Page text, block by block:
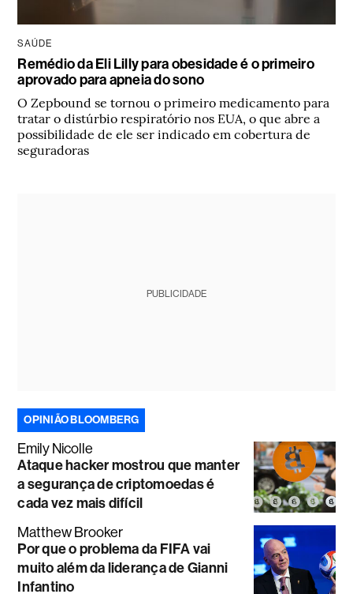
SAÚDE
Remédio da Eli Lilly para obesidade é o primeiro
aprovado para apneia do sono
O Zepbound se tornou o primeiro medicamento para
tratar o distúrbio respiratório nos EUA, o que abre a
possibilidade de ele ser indicado em cobertura de
seguradoras
PUBLICIDADE
OPINIÃO BLOOMBERG
Emily Nicolle
Ataque hacker mostrou que manter
a segurança de criptomoedas é
cada vez mais difícil
Matthew Brooker
Por que o problema da FIFA vai
muito além da liderança de Gianni
Infantino